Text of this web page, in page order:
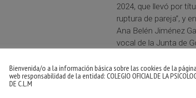
2024, que llevó por
ruptura de pareja”, y
Ana Belén Jiménez
vocal de la Junta de
Colegio Oficial de
La Mancha.
Bienvenida/o a la información básica sobre las cookies de la página
web responsabilidad de la entidad: COLEGIO OFICIAL DE LA
DE C.L.M